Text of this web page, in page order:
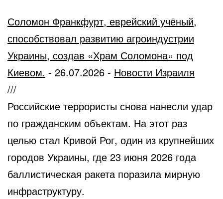
Соломон Франкфурт, еврейский учёный,
способствовал развитию агроиндустрии
Украины, создав «Храм Соломона» под
Киевом. - 26.07.2026 - Новости Израиля
///
Российские террористы снова нанесли удар
по гражданским объектам. На этот раз
целью стал Кривой Рог, один из крупнейших
городов Украины, где 23 июня 2026 года
баллистическая ракета поразила мирную
инфраструктуру.